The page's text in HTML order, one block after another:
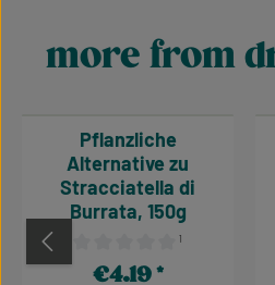
Skip product gallery
more from
Average rating of 0 out of 5
¹
Pflanzliche
Alternative zu
Stracciatella di
Burrata, 150g
Regular price:
€4.19